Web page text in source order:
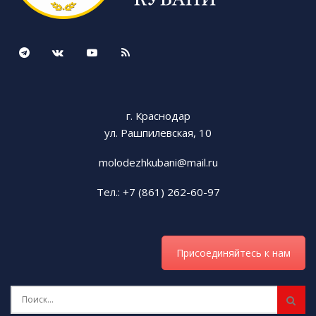
Tags: Ксения Стрельцова
г. Краснодар
ул. Рашпилевская, 10
molodezhkubani@mail.ru
Тел.: +7 (861) 262-60-97
Присоединяйтесь к нам